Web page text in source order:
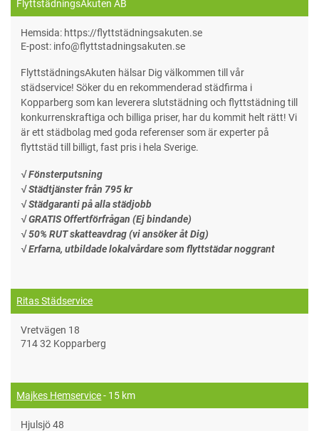
FlyttstädningsAkuten AB
Hemsida: https://flyttstädningsakuten.se
E-post: info@flyttstadningsakuten.se
FlyttstädningsAkuten hälsar Dig välkommen till vår
städservice! Söker du en rekommenderad städfirma i
Kopparberg som kan leverera slutstädning och flyttstädning till
konkurrenskraftiga och billiga priser, har du kommit helt rätt! Vi
är ett städbolag med goda referenser som är experter på
flyttstäd till billigt, fast pris i hela Sverige.
√ Fönsterputsning
√ Städtjänster från 795 kr
√ Städgaranti på alla städjobb
√ GRATIS Offertförfrågan (Ej bindande)
√ 50% RUT skatteavdrag (vi ansöker åt Dig)
√ Erfarna, utbildade lokalvårdare som flyttstädar noggrant
Ritas Städservice
Vretvägen 18
714 32 Kopparberg
Majkes Hemservice- 15 km
Hjulsjö 48